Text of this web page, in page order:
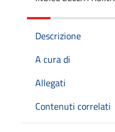
Descrizione
A cura di
Allegati
Contenuti correlati